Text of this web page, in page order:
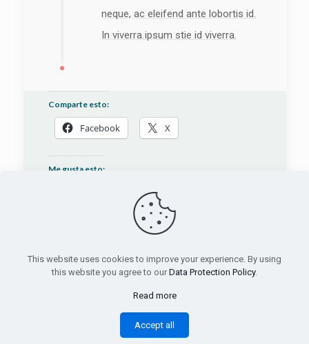
neque, ac eleifend ante lobortis id.
In viverra ipsum stie id viverra.
Comparte esto:
Facebook X
Me gusta esto:
© 2026 Betheme by
Reserved | Powered by
This website uses cookies to improve your experience. By using
this website you agree to our Data Protection Policy.
Read more
Accept all